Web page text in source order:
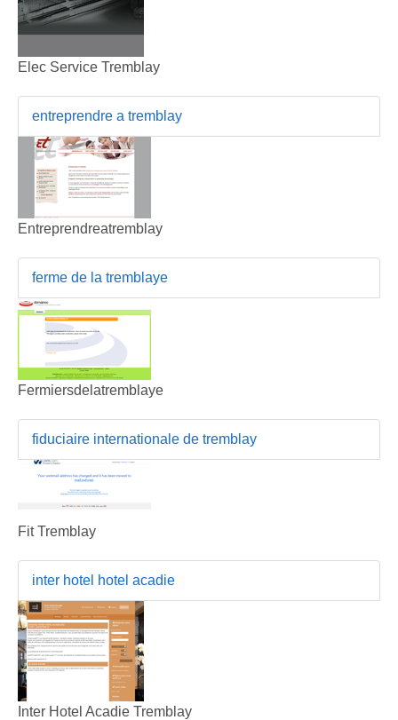
Elec Service Tremblay
entreprendre a tremblay
Entreprendreatremblay
ferme de la tremblaye
Fermiersdelatremblaye
fiduciaire internationale de tremblay
Fit Tremblay
inter hotel hotel acadie
Inter Hotel Acadie Tremblay